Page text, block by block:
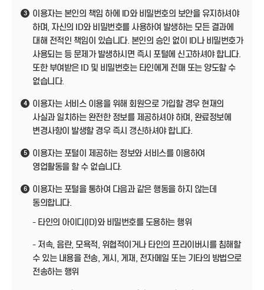
3
이용자는 본인의 책임 하에 ID와 비밀번호의 보안을 유지하셔야
하며, 자신의 ID와 비밀번호를 사용하여 발생하는 모든 결과에
대해 전적인 책임이 있습니다. 본인의 승인 없이 ID나 비밀번호가
사용되는 등 문제가 발생하시면 즉시 포털에 신고하셔야 합니다.
또한 부여받은 ID 및 비밀번호는 타인에게 전매 또는 양도할 수
없습니다.
4
이용자는 서비스 이용을 위해 회원으로 가입할 경우 현재의
사실과 일치하는 완전한 정보를 제공하셔야 하며, 완료정보에
변경사항이 발생할 경우 즉시 갱신하셔야 합니다.
5
이용자는 포털이 제공하는 정보와 서비스를 이용하여
영업활동을 할 수 없습니다.
6
이용자는 포털을 통하여 다음과 같은 행동을 하지 않는데
동의합니다.
- 타인의 아이디(ID)와 비밀번호를 도용하는 행위
- 저속, 음란, 모욕적, 위협적이거나 타인의 프라이버시를 침해할
수 있는 내용을 전송, 게시, 게재, 전자메일 또는 기타의 방법으로
전송하는 행위